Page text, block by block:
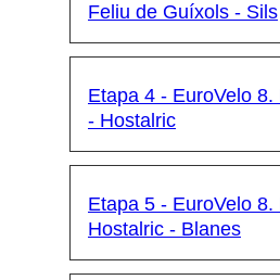
Feliu de Guíxols - Sils
Etapa 4 - EuroVelo
- Hostalric
Etapa 5 - EuroVelo 8.
Hostalric - Blanes